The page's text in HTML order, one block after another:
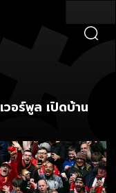
อร์พูล เปิดบ้าน